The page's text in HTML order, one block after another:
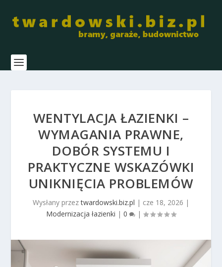
WENTYLACJA ŁAZIENKI –
WYMAGANIA PRAWNE,
DOBÓR SYSTEMU I
PRAKTYCZNE WSKAZÓWKI
UNIKNIĘCIA PROBLEMÓW
Wysłany przeztwardowski.biz.pl | cze 18, 2026 |
Modernizacja łazienki | 0 |